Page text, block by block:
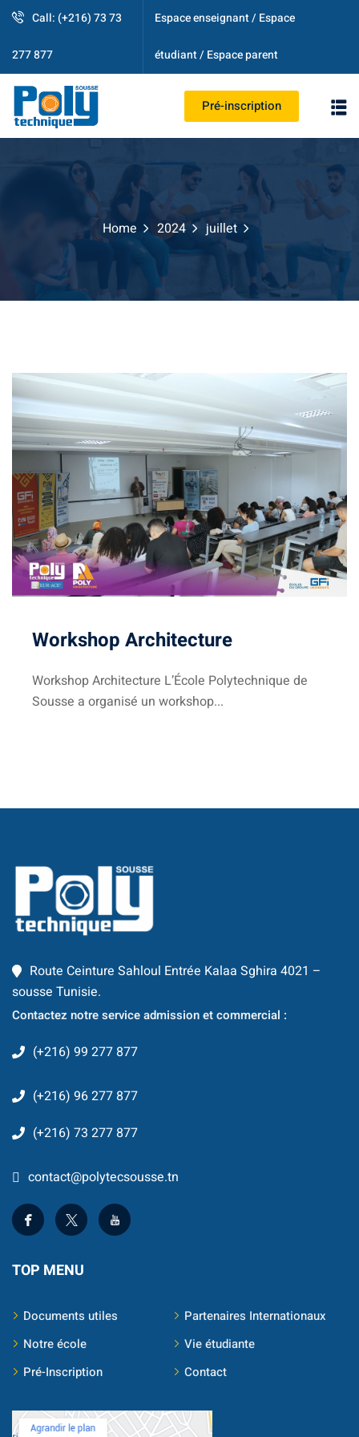
Call: (+216) 73 73
277 877
Espace enseignant / Espace
étudiant / Espace parent
Pré-inscription
& AI
et Automatique
Logiciel et
Intelligence
& IA
Home 2024 juillet
Workshop Architecture
Workshop Architecture L’École Polytechnique de
Sousse a organisé un workshop...
Route Ceinture Sahloul Entrée Kalaa Sghira 4021 –
sousse Tunisie.
Contactez notre service admission et commercial :
(+216) 99 277 877
(+216) 96 277 877
(+216) 73 277 877
contact@polytecsousse.tn
TOP MENU
Documents utiles
Partenaires Internationaux
Notre école
Vie étudiante
Pré-Inscription
Contact